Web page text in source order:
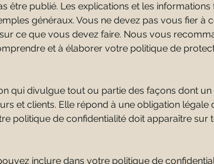
être publié. Les explications et les informations
généraux. Vous ne devez pas vous fier à
ce que vous devez faire. Nous vous
et à élaborer votre politique de
qui divulgue tout ou partie des façons dont un
et clients. Elle répond à une obligation légale
politique de confidentialité doit apparaître sur
inclure dans votre politique de